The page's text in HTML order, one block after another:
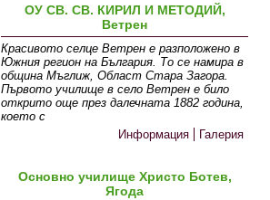
ОУ СВ. СВ. КИРИЛ И МЕТОДИЙ,
Ветрен
Красивото селце Ветрен е разположено в
Южния регион на България. То се намира в
община Мъглиж, Област Стара Загора.
Първото училище в село Ветрен е било
открито още през далечната 1882 година,
което с
Информация
Галерия
Основно училище Христо Ботев,
Ягода